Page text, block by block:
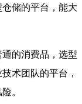
储的平台，能大
的消费品，选型
术团队的平台，
。